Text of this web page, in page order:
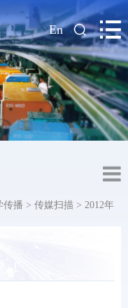
| En
传播 > 传媒扫描 > 2012年